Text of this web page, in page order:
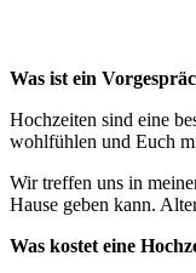
Was ist ein
Hochzeiten sind eine
wohlfühlen und Euch
Wir treffen uns in
Hause geben kann.
Was kostet eine